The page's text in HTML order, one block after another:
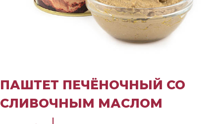
ПАШТЕТ ПЕЧЁНОЧНЫЙ СО
СЛИВОЧНЫМ МАСЛОМ